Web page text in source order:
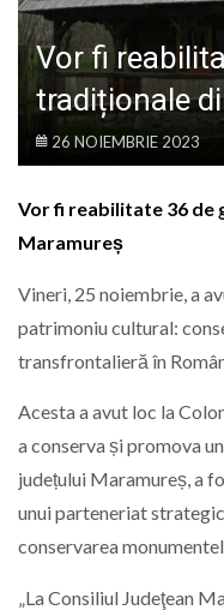
Vor fi
tradiționale
26 NOIEMBRIE 2023
Vor fi reabilitate 36 de
Maramureș
Vineri, 25 noiembrie, a
patrimoniu cultural:
transfrontalieră în
Acesta a avut loc la
a conserva și promova
județului Maramureș, a
unui parteneriat
conservarea
„La Consiliul Judeţean